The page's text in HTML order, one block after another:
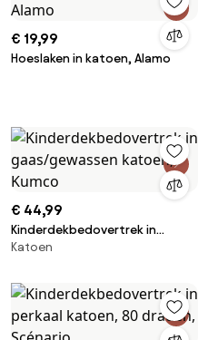
€ 19,99
Hoeslaken in katoen, Alamo
€ 44,99
Kinderdekbedovertrek in
gaas/gewassen katoen, Kumco
Katoen